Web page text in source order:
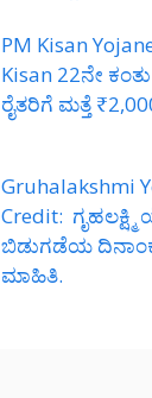
PM Kisan
Kisan 22ನೇ
ರೈತರಿಗೆ ಮತ್ತೆ
Gruhalakshmi
Credit:
ಬಿಡುಗಡೆಯ
ಮಾಹಿತಿ.